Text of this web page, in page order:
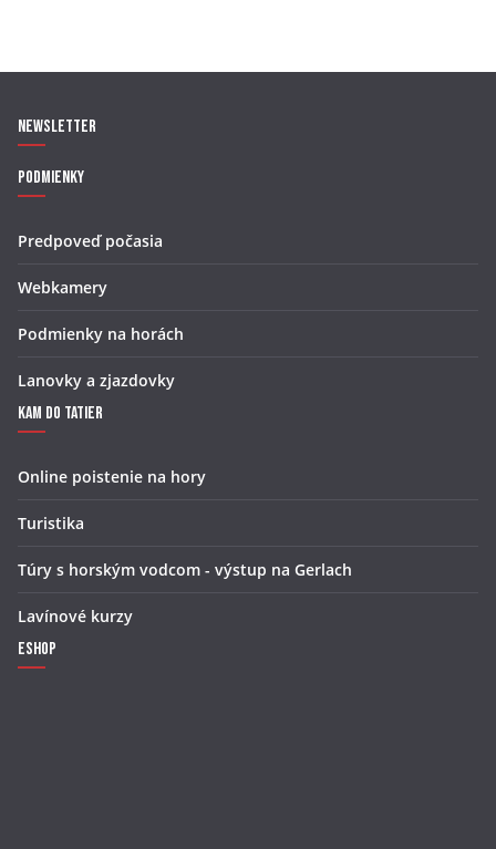
Newsletter
Podmienky
Predpoveď počasia
Webkamery
Podmienky na horách
Lanovky a zjazdovky
Kam do Tatier
Online poistenie na hory
Turistika
Túry s horským vodcom - výstup na Gerlach
Lavínové kurzy
Eshop